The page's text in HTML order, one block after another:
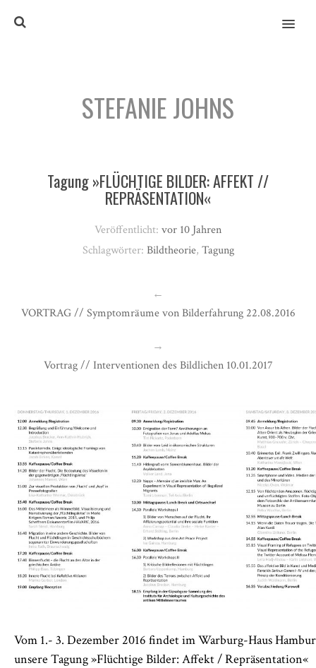
MENU
STEFANIE JOHNS
Vom 1.- 3. Dezember 2016 findet im Warburg-Haus
unsere Tagung »Flüchtige Bilder: Affekt / Repräsentation«
Tagung »FLÜCHTIGE BILDER: AFFEKT //
REPRÄSENTATION«
Veröffentlicht: vor 10 Jahren
Schlagwörter: Bildtheorie, Tagung
←
VORTRAG // Symptomräume von Bilderfahrung 22.08.2016
→
Vortrag // Interventionen des Bildlichen 10.01.2017